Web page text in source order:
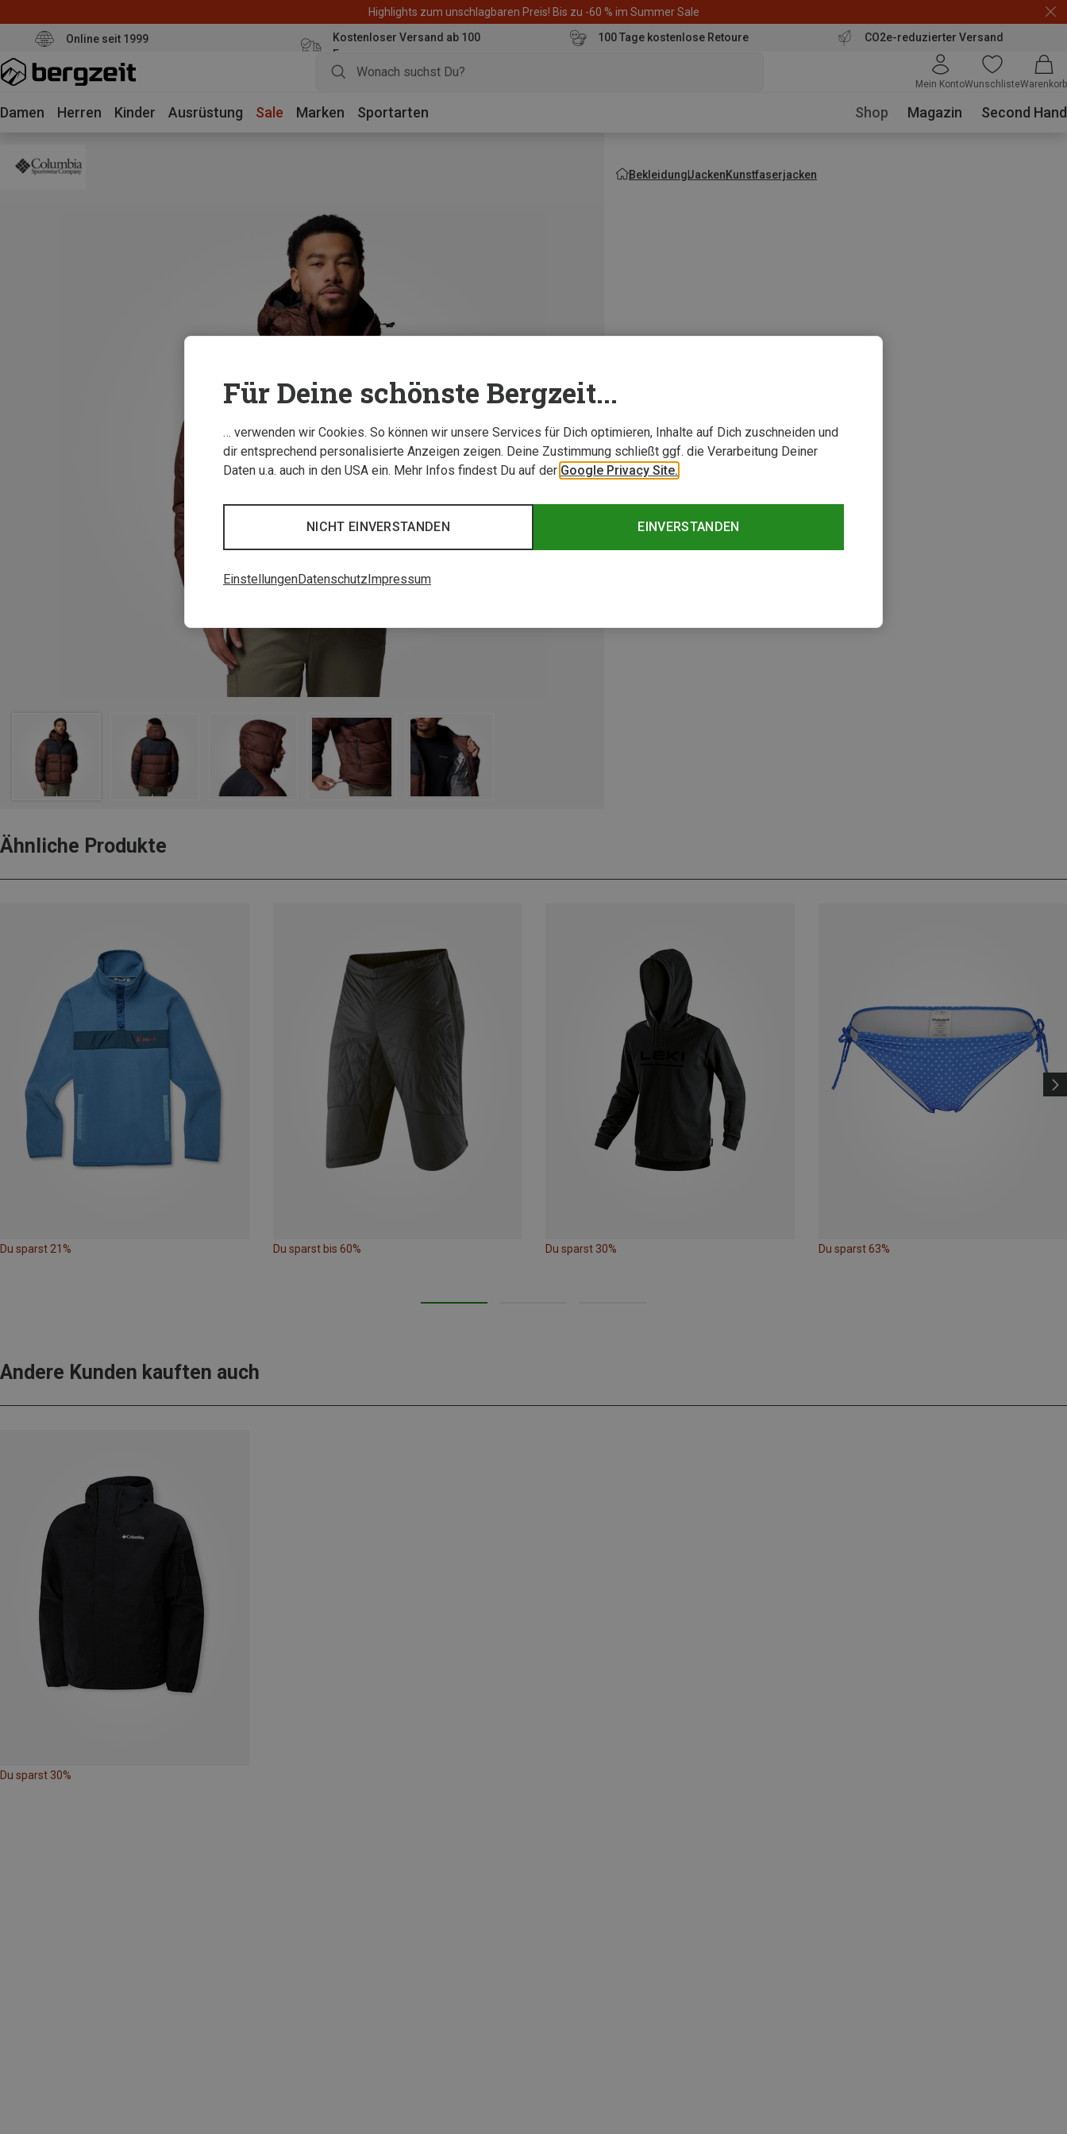
Highlights zum unschlagbaren Preis! Bis zu -60 % im Summer Sale
Online seit 1999
Kostenloser Versand ab 100
Euro
100 Tage kostenlose Retoure CO2e-reduzierter Versand
Mein KontoWunschlisteWarenkorb
Damen Herren Kinder Ausrüstung Sale Marken Sportarten Shop Magazin Second Hand
BekleidungJackenKunstfaserjacken
Ähnliche Produkte
Du sparst 21% Du sparst bis 60% Du sparst 30% Du sparst 63%
Andere Kunden kauften auch
Du sparst 30%
Für Deine schönste Bergzeit...
… verwenden wir Cookies. So können wir unsere Services für Dich optimieren, Inhalte auf Dich zuschneiden und
dir entsprechend personalisierte Anzeigen zeigen. Deine Zustimmung schließt ggf. die Verarbeitung Deiner
Daten u.a. auch in den USA ein. Mehr Infos findest Du auf der Google Privacy Site.
EINVERSTANDEN
NICHT EINVERSTANDEN
EinstellungenDatenschutz Impressum